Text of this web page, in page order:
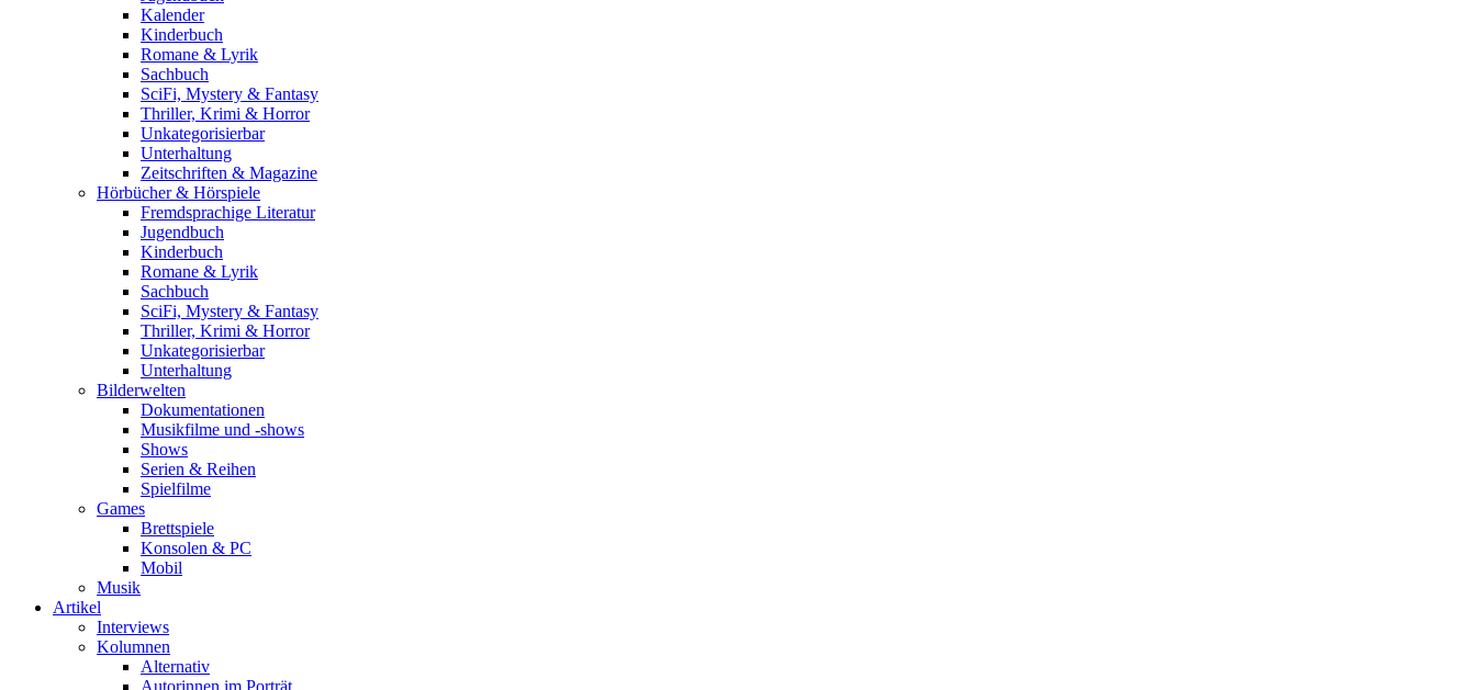
Kalender
Kinderbuch
Romane & Lyrik
Sachbuch
SciFi, Mystery & Fantasy
Thriller, Krimi & Horror
Unkategorisierbar
Unterhaltung
Zeitschriften & Magazine
Hörbücher & Hörspiele
Fremdsprachige Literatur
Jugendbuch
Kinderbuch
Romane & Lyrik
Sachbuch
SciFi, Mystery & Fantasy
Thriller, Krimi & Horror
Unkategorisierbar
Unterhaltung
Bilderwelten
Dokumentationen
Musikfilme und -shows
Shows
Serien & Reihen
Spielfilme
Games
Brettspiele
Konsolen & PC
Mobil
Musik
Artikel
Interviews
Kolumnen
Alternativ
Autorinnen im Porträt